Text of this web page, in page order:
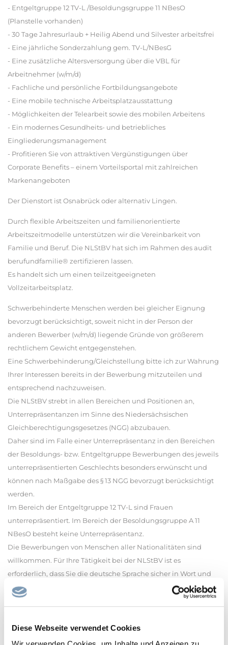
Diese Webseite verwendet Cookies
- Entgeltgruppe 12 TV-L /Besoldungsgruppe 11 NBesO
(Planstelle vorhanden)
- 30 Tage Jahresurlaub + Heilig Abend und Silvester arbeitsfrei
- Eine jährliche Sonderzahlung gem. TV-L/NBesG
- Eine zusätzliche Altersversorgung über die VBL für
Arbeitnehmer (w/m/d)
- Fachliche und persönliche Fortbildungsangebote
- Eine mobile technische Arbeitsplatzausstattung
- Möglichkeiten der Telearbeit sowie des mobilen Arbeitens
- Ein modernes Gesundheits- und betriebliches
Eingliederungsmanagement
- Profitieren Sie von attraktiven Vergünstigungen über
Corporate Benefits – einem Vorteilsportal mit zahlreichen
Markenangeboten
Der Dienstort ist Osnabrück oder alternativ Lingen.
Durch flexible Arbeitszeiten und familienorientierte
Arbeitszeitmodelle unterstützen wir die Vereinbarkeit von
Familie und Beruf. Die NLStBV hat sich im Rahmen des audit
berufundfamilie® zertifizieren lassen.
Es handelt sich um einen teilzeitgeeigneten
Vollzeitarbeitsplatz.
Schwerbehinderte Menschen werden bei gleicher Eignung
bevorzugt berücksichtigt, soweit nicht in der Person der
anderen Bewerber (w/m/d) liegende Gründe von größerem
rechtlichem Gewicht entgegenstehen.
Eine Schwerbehinderung/Gleichstellung bitte ich zur Wahrung
Ihrer Interessen bereits in der Bewerbung mitzuteilen und
entsprechend nachzuweisen.
Die NLStBV strebt in allen Bereichen und Positionen an,
Unterrepräsentanzen im Sinne des Niedersächsischen
Gleichberechtigungsgesetzes (NGG) abzubauen.
Daher sind im Falle einer Unterrepräsentanz in den Bereichen
der Besoldungs- bzw. Entgeltgruppe Bewerbungen des jeweils
unterrepräsentierten Geschlechts besonders erwünscht und
können nach Maßgabe des § 13 NGG bevorzugt berücksichtigt
werden.
Im Bereich der Entgeltgruppe 12 TV-L sind Frauen
unterrepräsentiert. Im Bereich der Besoldungsgruppe A 11
NBesO besteht keine Unterrepräsentanz.
Die Bewerbungen von Menschen aller Nationalitäten sind
willkommen. Für Ihre Tätigkeit bei der NLStBV ist es
erforderlich, dass Sie die deutsche Sprache sicher in Wort und
Schrift beherrschen (vergleichbar mindestens Sprachniveau C1).
Zu Zwecken der Durchführung des Bewerbungsverfahrens